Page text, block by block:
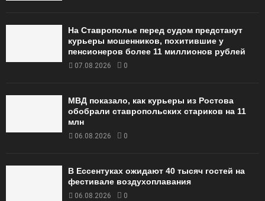
На Ставрополье перед судом предстанут
курьеры мошенников, похитившие у
пенсионеров более 11 миллионов рублей
07.08.2026 0
МВД показало, как курьеры из Ростова
обобрали ставропольских стариков на 11
млн
06.08.2026 0
В Ессентуках ожидают 40 тысяч гостей на
фестивале воздухоплавания
06.08.2026 0